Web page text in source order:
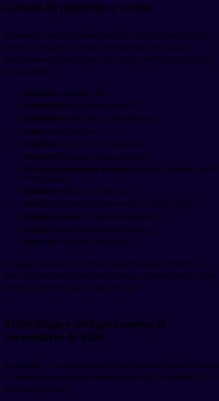
Gestión de proyectos y tareas
Si trabajas en cualquier tipo de equipo, el vocabulario de gestión de
proyectos en inglés es absolutamente necesario. Estas palabras
aparecen en herramientas como Jira, Asana, Trello y en cada reunión
de seguimiento:
Milestone (máilstoun), hito
Deliverable (delivérabol), entregable
Stakeholder (stéikjolder), parte interesada
Scope (scóup), alcance
Workflow (wórkflou), flujo de trabajo
Bottleneck (bótolnek), cuello de botella
KPI (Key Performance Indicator) (ki-pi-ái), indicador clave
de rendimiento
Roadmap (ródmap), hoja de ruta
Sprint (sprint), sprint (periodo corto de trabajo intenso)
Backlog (báklog), lista de tareas pendientes
Sign-off (sáin of), aprobación/visto bueno
Follow-up (fólou ap), seguimiento
Un ejemplo en contexto: "We need stakeholder sign-off before we
move to the next milestone" (Necesitamos la aprobación de las partes
interesadas antes de pasar al siguiente hito).
Teletrabajo y trabajo remoto: el
vocabulario de 2026
El teletrabajo ya es parte permanente del panorama laboral. Si trabajas
de forma remota con equipos internacionales, este vocabulario te va a
resultar muy práctico: